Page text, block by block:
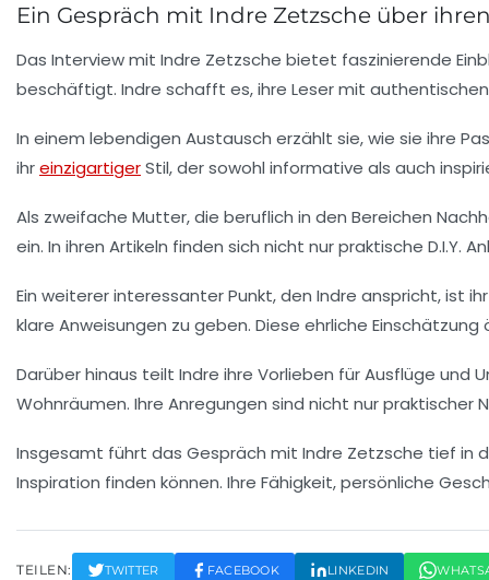
Ein Gespräch mit Indre Zetzsche über
Das Interview mit Indre Zetzsche bietet faszinierende
beschäftigt. Indre schafft es, ihre Leser mit
In einem lebendigen Austausch erzählt sie, wie sie ihre
ihreinzigartigerStil, der sowohl informative als auch
Als zweifache Mutter, die beruflich in den Bereichen
ein. In ihren Artikeln finden sich nicht nur praktische D.I.Y.
Ein weiterer interessanter Punkt, den Indre anspricht, ist
klare Anweisungen zu geben. Diese ehrliche
Darüber hinaus teilt Indre ihre Vorlieben für Ausflüge und
Wohnräumen. Ihre Anregungen sind nicht nur praktischer
Insgesamt führt das Gespräch mit Indre Zetzsche tief in
Inspiration finden können. Ihre Fähigkeit, persönliche
TEILEN: TWITTER FACEBOOK LINKEDIN